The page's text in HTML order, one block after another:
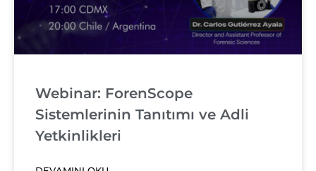
Webinar: ForenScope
Sistemlerinin Tanıtımı ve Adli
Yetkinlikleri